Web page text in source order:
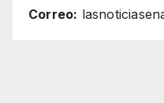
Correo: